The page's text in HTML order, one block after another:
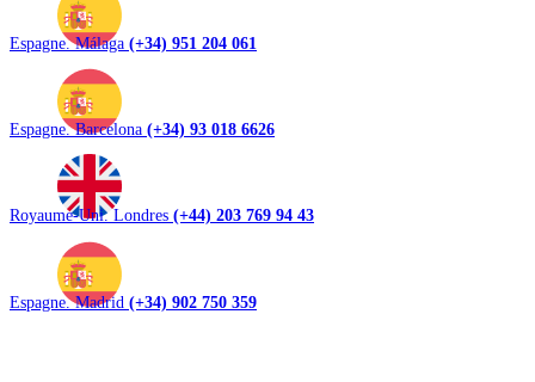
Espagne. Málaga (+34) 951 204 061
Espagne. Barcelona (+34) 93 018 6626
Royaume-Uni. Londres (+44) 203 769 94 43
Espagne. Madrid (+34) 902 750 359